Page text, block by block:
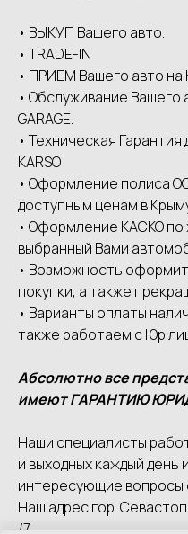
• ВЫКУП Вашего авто.
• ТRАDЕ-IN
• ПРИЕМ Вашего авто
• Обслуживание
GАRАGЕ.
• Техническая
КАRSО
• Оформление полиса
доступным ценам в
• Оформление КАСКО
выбранный Вами
• Возможность
покупки, а также
• Варианты оплаты
также работаем с
Абсолютно все
имеют ГАРАНТИЮ
Наши специалисты
и выходных каждый день
интересующие вопросы
Наш адрес гор.
/7